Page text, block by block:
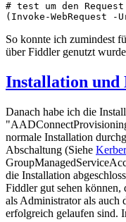
# test um den
(Invoke-WebRequest
So konnte ich zumindest
über Fiddler genutzt
Installation
Danach habe ich die
normale Installation
Abschaltung (Siehe
die Installation
Fiddler gut sehen
als Administrator als
erfolgreich gelaufen sind.